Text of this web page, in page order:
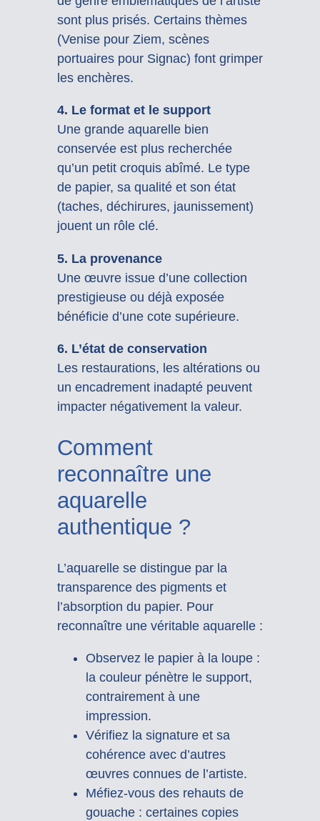
sont plus prisés. Certains thèmes
(Venise pour Ziem, scènes
portuaires pour Signac) font grimper
les enchères.
4. Le format et le support
Une grande aquarelle bien
conservée est plus recherchée
qu’un petit croquis abîmé. Le type
de papier, sa qualité et son état
(taches, déchirures, jaunissement)
jouent un rôle clé.
5. La provenance
Une œuvre issue d’une collection
prestigieuse ou déjà exposée
bénéficie d’une cote supérieure.
6. L’état de conservation
Les restaurations, les altérations ou
un encadrement inadapté peuvent
impacter négativement la valeur.
Comment
reconnaître une
aquarelle
authentique ?
L’aquarelle se distingue par la
transparence des pigments et
l’absorption du papier. Pour
reconnaître une véritable aquarelle :
Observez le papier à la loupe :
la couleur pénètre le support,
contrairement à une
impression.
Vérifiez la signature et sa
cohérence avec d’autres
œuvres connues de l’artiste.
Méfiez-vous des rehauts de
gouache : certaines copies